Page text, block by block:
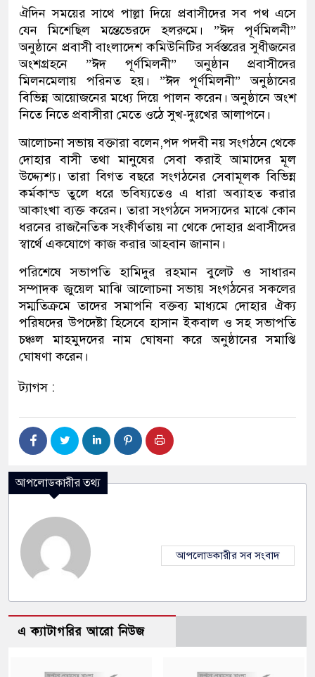
ঐদিন সময়ের সাথে পাল্লা দিয়ে প্রবাসীদের সব পথ এসে
যেন মিশেছিল মন্তেভেরদে হলরুমে। ”ঈদ পূর্ণমিলনী”
অনুষ্ঠানে প্রবাসী বাংলাদেশ কমিউনিটির সর্বস্তরের সুধীজনের
অংশগ্রহনে ”ঈদ পূর্ণমিলনী” অনুষ্ঠান প্রবাসীদের
মিলনমেলায় পরিনত হয়। ”ঈদ পূর্ণমিলনী” অনুষ্ঠানের
বিভিন্ন আয়োজনের মধ্যে দিয়ে পালন করেন। অনুষ্ঠানে অংশ
নিতে নিতে প্রবাসীরা মেতে ওঠে সুখ-দুঃখের আলাপনে।
আলোচনা সভায় বক্তারা বলেন,পদ পদবী নয় সংগঠনে থেকে
দোহার বাসী তথা মানুষের সেবা করাই আমাদের মূল
উদ্দ্যেশ্য। তারা বিগত বছরে সংগঠনের সেবামূলক বিভিন্ন
কর্মকান্ড তুলে ধরে ভবিষ্যতেও এ ধারা অব্যাহত করার
আকাংখা ব্যক্ত করেন। তারা সংগঠনে সদস্যদের মাঝে কোন
ধরনের রাজনৈতিক সংকীর্ণতায় না থেকে দোহার প্রবাসীদের
স্বার্থে একযোগে কাজ করার আহবান জানান।
পরিশেষে সভাপতি হামিদুর রহমান বুলেট ও সাধারন
সম্পাদক জুয়েল মাঝি আলোচনা সভায় সংগঠনের সকলের
সম্মতিক্রমে তাদের সমাপনি বক্তব্য মাধ্যমে দোহার ঐক্য
পরিষদের উপদেষ্টা হিসেবে হাসান ইকবাল ও সহ সভাপতি
চঞ্চল মাহমুদদের নাম ঘোষনা করে অনুষ্ঠানের সমাপ্তি
ঘোষণা করেন।
ট্যাগস :
আপলোডকারীর তথ্য
আপলোডকারীর সব সংবাদ
এ ক্যাটাগরির আরো নিউজ